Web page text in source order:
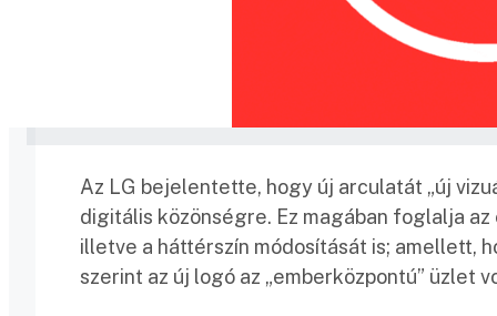
Az LG bejelentette, hogy új arculatát „új
digitális közönségre. Ez magában foglalja
illetve a háttérszín módosítását is; amellett,
szerint az új logó az „emberközpontú” üzlet